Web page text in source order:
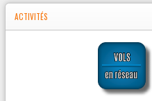
ACTIVITÉS